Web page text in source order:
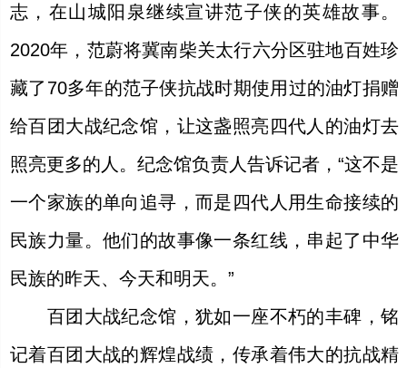
志，在山城阳泉继续宣讲范子侠的英雄故事。
2020年，范蔚将冀南柴关太行六分区驻地百姓珍
藏了70多年的范子侠抗战时期使用过的油灯捐赠
给百团大战纪念馆，让这盏照亮四代人的油灯去
照亮更多的人。纪念馆负责人告诉记者，“这不是
一个家族的单向追寻，而是四代人用生命接续的
民族力量。他们的故事像一条红线，串起了中华
民族的昨天、今天和明天。”
百团大战纪念馆，犹如一座不朽的丰碑，铭
记着百团大战的辉煌战绩，传承着伟大的抗战精